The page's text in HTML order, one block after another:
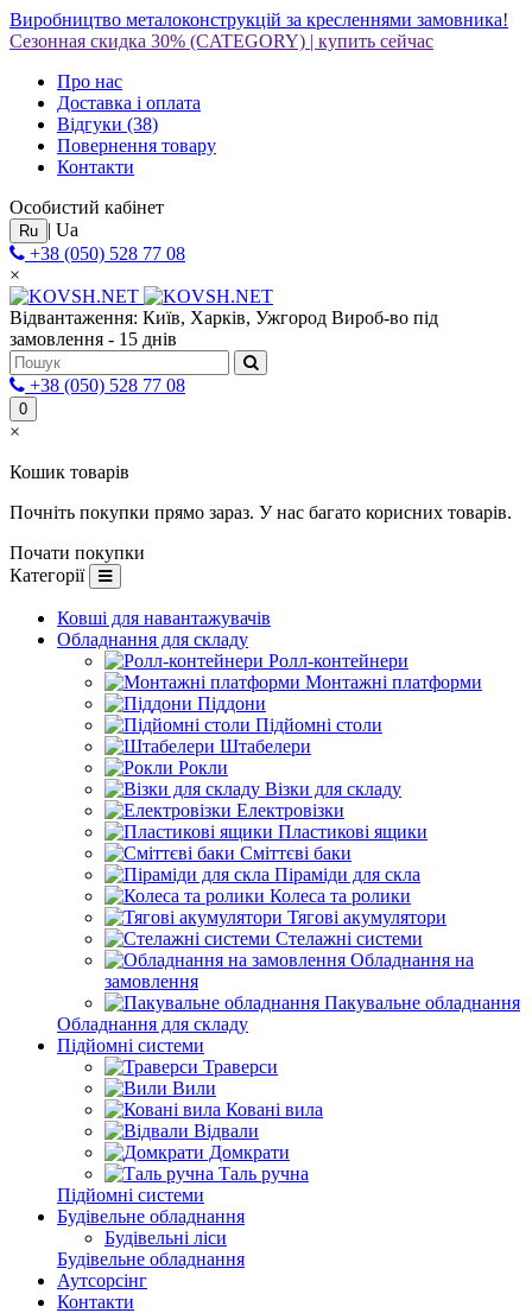
Виробництво металоконструкцій за кресленнями замовника!
Сезонная скидка 30% (CATEGORY) | купить сейчас
Про нас
Доставка і оплата
Відгуки (38)
Повернення товару
Контакти
Особистий кабінет
Ru | Ua
+38 (050) 528 77 08
×
Відвантаження: Київ, Харків, Ужгород Вироб-во під
замовлення - 15 днів
+38 (050) 528 77 08
0
×
Кошик товарів
Почніть покупки прямо зараз. У нас багато корисних товарів.
Почати покупки
Категорії
Ковші для навантажувачів
Обладнання для складу
Ролл-контейнери
Монтажні платформи
Піддони
Підйомні столи
Штабелери
Рокли
Візки для складу
Електровізки
Пластикові ящики
Сміттєві баки
Піраміди для скла
Колеса та ролики
Тягові акумулятори
Стелажні системи
Обладнання на
замовлення
Пакувальне обладнання
Обладнання для складу
Підйомні системи
Траверси
Вили
Ковані вила
Відвали
Домкрати
Таль ручна
Підйомні системи
Будівельне обладнання
Будівельні ліси
Будівельне обладнання
Аутсорсінг
Контакти